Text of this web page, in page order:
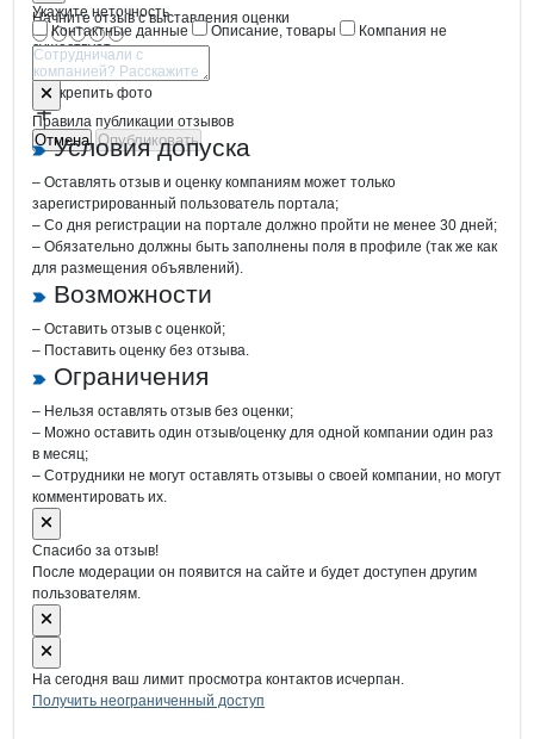
Начните отзыв с выставления оценки
Прикрепить фото
Отмена Опубликовать
Укажите неточность
Контактные данные
Описание, товары
Компания не
существует
Отмена Опубликовать
Правила публикации отзывов
Условия допуска
– Оставлять отзыв и оценку компаниям может только
зарегистрированный пользователь портала;
– Со дня регистрации на портале должно пройти не менее 30 дней;
– Обязательно должны быть заполнены поля в профиле (так же как
для размещения объявлений).
Возможности
– Оставить отзыв с оценкой;
– Поставить оценку без отзыва.
Ограничения
– Нельзя оставлять отзыв без оценки;
– Можно оставить один отзыв/оценку для одной компании один раз
в месяц;
– Сотрудники не могут оставлять отзывы о своей компании, но могут
комментировать их.
Спасибо за отзыв!
После модерации он появится на сайте и будет доступен другим
пользователям.
На сегодня ваш лимит просмотра контактов исчерпан.
Получить неограниченный доступ